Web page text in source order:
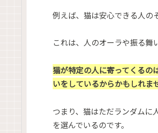
例えば、猫は安心できる人の
これは、人のオーラや振る舞
猫が特定の人に寄ってくるの
いをしているからかもしれま
つまり、猫はただランダムに
を選んでいるのです。